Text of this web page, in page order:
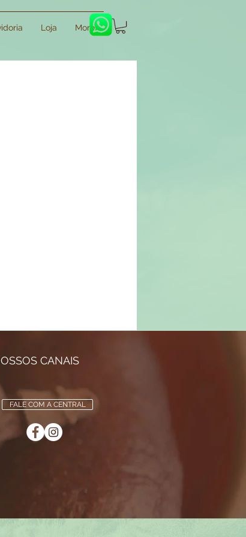
Loja More
CANAIS
FALE COM A CENTRAL